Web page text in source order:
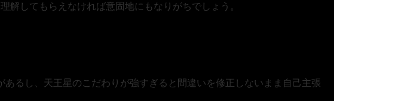
解してもらえなければ意固地にもなりがちでしょう。
るし、天王星のこだわりが強すぎると間違いを修正しないまま自己主張